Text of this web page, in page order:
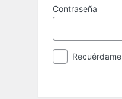
Contraseña
Recuérdame